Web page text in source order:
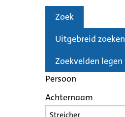
Zoek
Uitgebreid zoeken
Zoekvelden legen
Persoon
Achternaam